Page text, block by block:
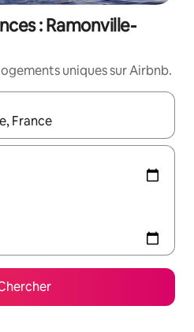
: Ramonville-
uniques sur Airbnb.
parcourez-les en utilisant